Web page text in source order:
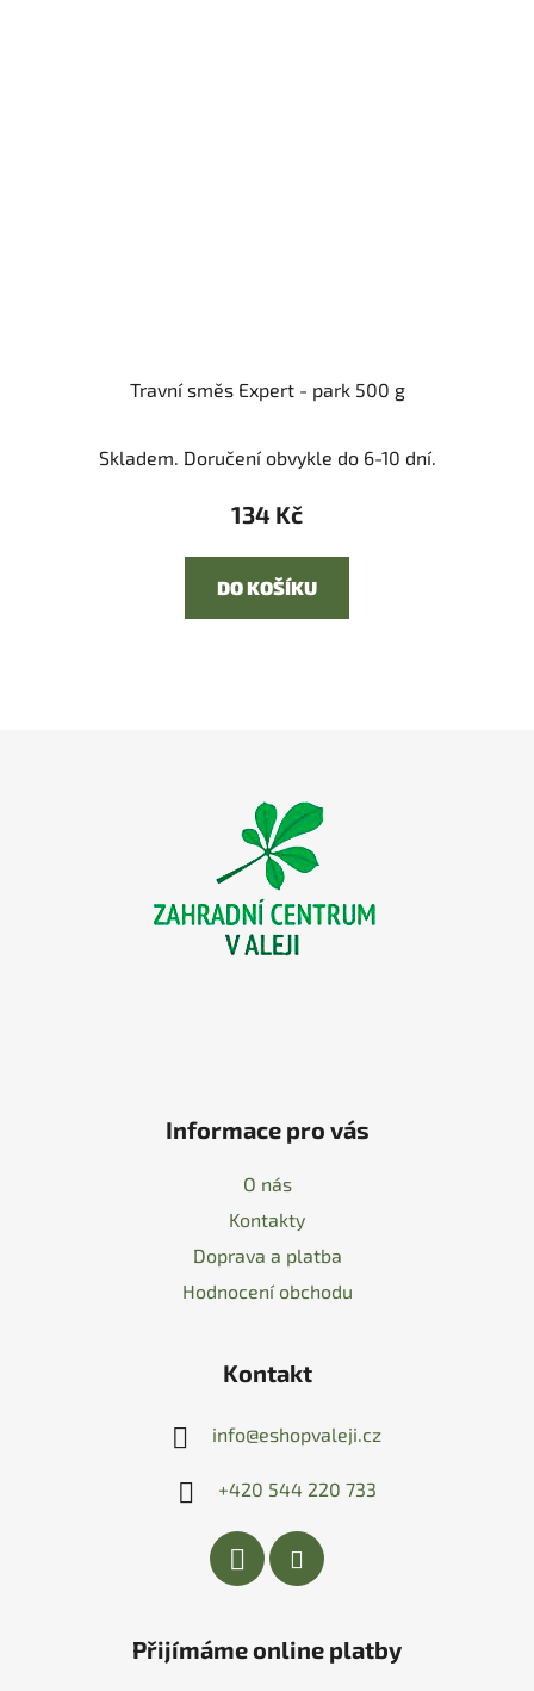
Travní směs Expert - park 500 g
Skladem. Doručení obvykle do 6-10 dní.
134 Kč
DO KOŠÍKU
Informace pro vás
O nás
Kontakty
Doprava a platba
Hodnocení obchodu
Kontakt
info@eshopvaleji.cz
+420 544 220 733
Přijímáme online platby